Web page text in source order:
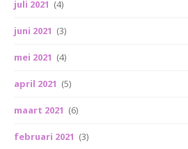
juli 2021 (4)
juni 2021 (3)
mei 2021 (4)
april 2021 (5)
maart 2021 (6)
februari 2021 (3)